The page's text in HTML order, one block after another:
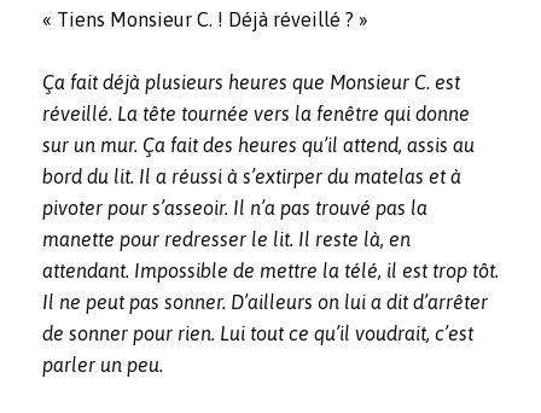
« Tiens Monsieur C. ! Déjà réveillé ? »
Ça fait déjà plusieurs heures que Monsieur C. est
réveillé. La tête tournée vers la fenêtre qui donne
sur un mur. Ça fait des heures qu’il attend, assis au
bord du lit. Il a réussi à s’extirper du matelas et à
pivoter pour s’asseoir. Il n’a pas trouvé pas la
manette pour redresser le lit. Il reste là, en
attendant. Impossible de mettre la télé, il est trop tôt.
Il ne peut pas sonner. D’ailleurs on lui a dit d’arrêter
de sonner pour rien. Lui tout ce qu’il voudrait, c’est
parler un peu.